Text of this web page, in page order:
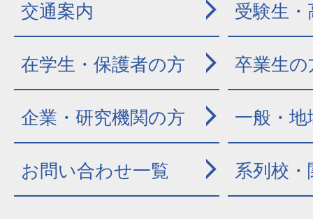
交通案内 受験生
在学生・保護者の方 卒業生の
企業・研究機関の方 一般・地
お問い合わせ一覧 系列校